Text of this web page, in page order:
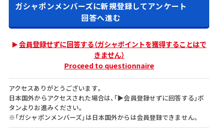
ガシャポンメンバーズに新規登録してアンケート
回答へ進む
会員登録せずに回答する（ガシャポイントを獲得することはで
きません）
Proceed to questionnaire
アクセスありがとうございます。
日本国外からアクセスされた場合は、「▶会員登録せずに回答する」ボ
タンよりお進みください。
※「ガシャポンメンバーズ」は日本国外からは会員登録できません。